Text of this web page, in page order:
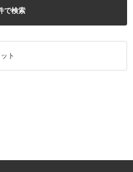
で検索
ト